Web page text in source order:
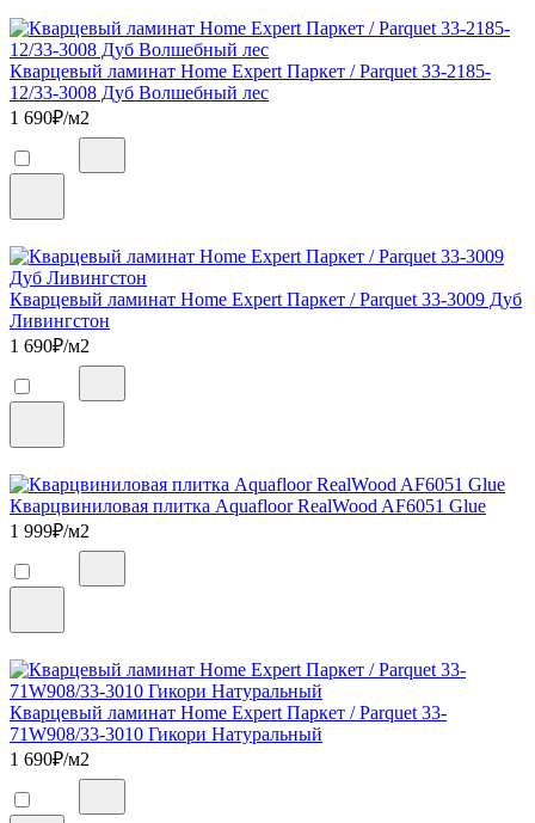
Кварцевый ламинат Home Expert Паркет / Parquet 33-2185-
12/33-3008 Дуб Волшебный лес
1 690₽/м2
Кварцевый ламинат Home Expert Паркет / Parquet 33-3009 Дуб
Ливингстон
1 690₽/м2
Кварцвиниловая плитка Aquafloor RealWood AF6051 Glue
1 999₽/м2
Кварцевый ламинат Home Expert Паркет / Parquet 33-
71W908/33-3010 Гикори Натуральный
1 690₽/м2